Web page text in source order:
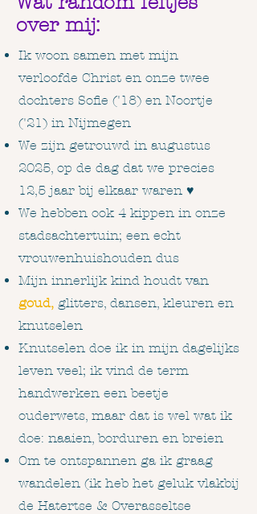
over mij:
Ik woon samen met mijn
verloofde Christ en onze twee
dochters Sofie ('18) en Noortje
('21) in Nijmegen
We zijn getrouwd in augustus
2025, op de dag dat we precies
12,5 jaar bij elkaar waren ♥
We hebben ook 4 kippen in onze
stadsachtertuin; een echt
vrouwenhuishouden dus
Mijn innerlijk kind houdt van
goud, glitters, dansen, kleuren en
knutselen
Knutselen doe ik in mijn dagelijks
leven veel; ik vind de term
handwerken een beetje
ouderwets, maar dat is wel wat ik
doe: naaien, borduren en breien
Om te ontspannen ga ik graag
wandelen (ik heb het geluk vlakbij
de Hatertse & Overasseltse